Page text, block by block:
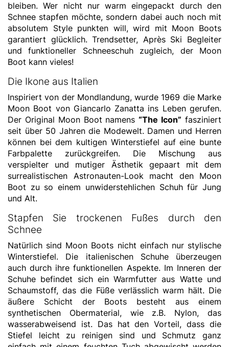
bleiben. Wer nicht nur warm eingepackt durch den
Schnee stapfen möchte, sondern dabei auch noch mit
absolutem Style punkten will, wird mit Moon Boots
garantiert glücklich. Trendsetter, Après Ski Begleiter
und funktioneller Schneeschuh zugleich, der Moon
Boot kann vieles!
Die Ikone aus Italien
Inspiriert von der Mondlandung, wurde 1969 die Marke
Moon Boot von Giancarlo Zanatta ins Leben gerufen.
Der Original Moon Boot namens“The Icon” fasziniert
seit über 50 Jahren die Modewelt. Damen und Herren
können bei dem kultigen Winterstiefel auf eine bunte
Farbpalette zurückgreifen. Die Mischung aus
verspielter und mutiger Ästhetik gepaart mit dem
surrealistischen Astronauten-Look macht den Moon
Boot zu so einem unwiderstehlichen Schuh für Jung
und Alt.
Stapfen Sie trockenen Fußes durch den
Schnee
Natürlich sind Moon Boots nicht einfach nur stylische
Winterstiefel. Die italienischen Schuhe überzeugen
auch durch ihre funktionellen Aspekte. Im Inneren der
Schuhe befindet sich ein Warmfutter aus Watte und
Schaumstoff, das die Füße verlässlich warm hält. Die
äußere Schicht der Boots besteht aus einem
synthetischen Obermaterial, wie z.B. Nylon, das
wasserabweisend ist. Das hat den Vorteil, dass die
Stiefel leicht zu reinigen sind und Schmutz ganz